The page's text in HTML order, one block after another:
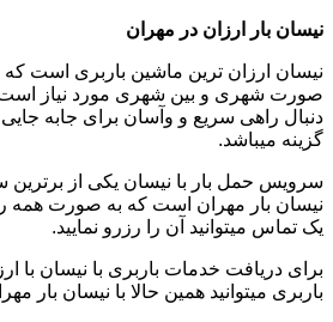
نیسان بار ارزان در مهران
نیسان ارزان ترین ماشین باربری است که
صورت شهری و بین شهری مورد نیاز است
دنبال راهی سریع و وآسان برای جابه جایی
گزینه میباشد.
سرویس حمل بار با نیسان یکی از
نیسان بار مهران است که به صورت همه
یک تماس میتوانید آن را رزرو نمایید.
برای دریافت خدمات باربری با نیسان با
باربری میتوانید همین حالا با نیسان بار